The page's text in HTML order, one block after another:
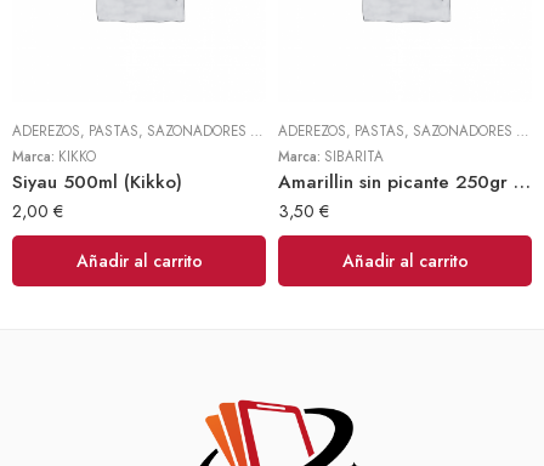
ADEREZOS, PASTAS, SAZONADORES Y CONDIMENTOS ,TODOS
Marca: KIKKO
Siyau 500ml (Kikko)
2,00 €
Añadir al carrito
ADEREZOS, PASTAS, SAZONADORES Y CONDIMENTOS
Marca: SIBARITA
Amarillin sin picante 250gr (Sibarita)
3,50 €
Añadir al carrito